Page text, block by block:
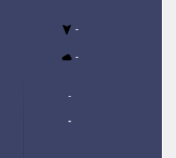
-
-
-
-